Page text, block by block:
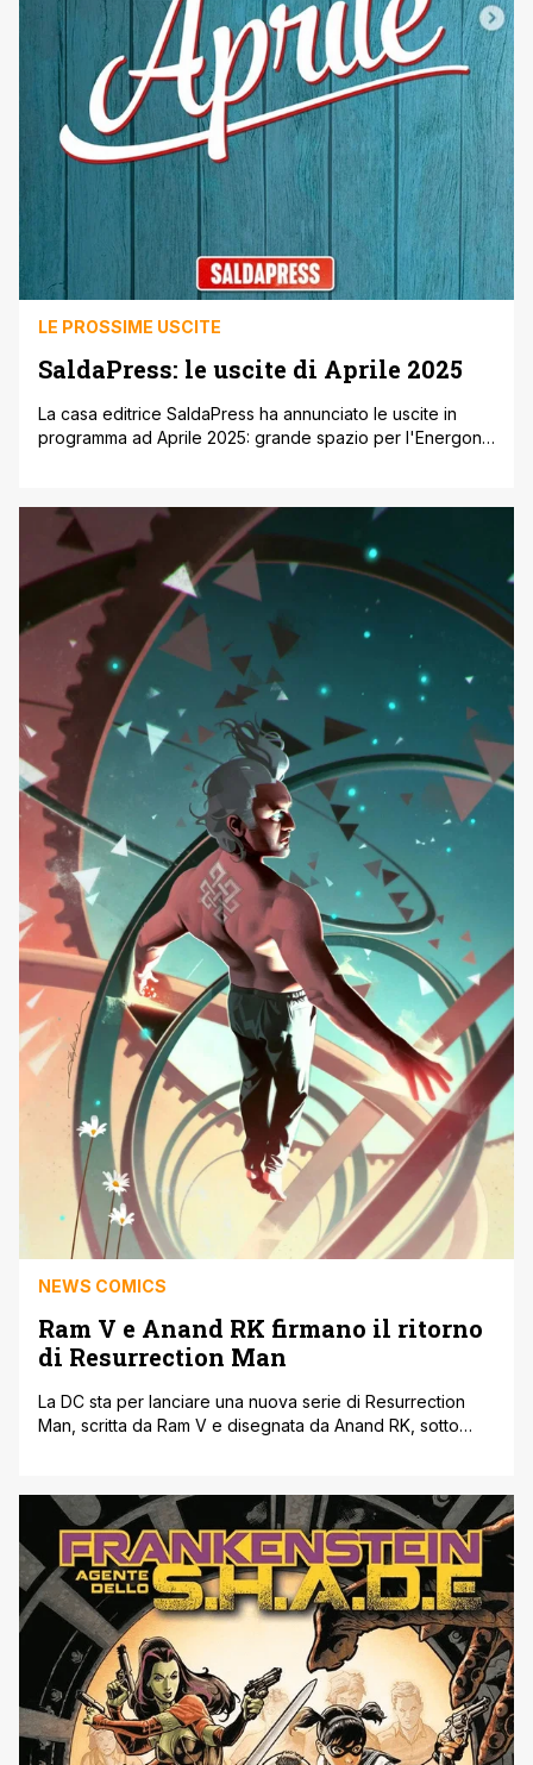
LE PROSSIME USCITE
SaldaPress: le uscite di Aprile 2025
La casa editrice SaldaPress ha annunciato le uscite in
programma ad Aprile 2025: grande spazio per l'Energon
con il volume dedicato a Scarlett che chiude la serie di
speciale Road to G.I. Joe, ma anche il 50° numero [']
NEWS COMICS
Ram V e Anand RK firmano il ritorno
di Resurrection Man
La DC sta per lanciare una nuova serie di Resurrection
Man, scritta da Ram V e disegnata da Anand RK, sotto
promette di esplorare temi complessi legati alla vita, alla
morte e alla resurrezione, elementi che sono già parte [']